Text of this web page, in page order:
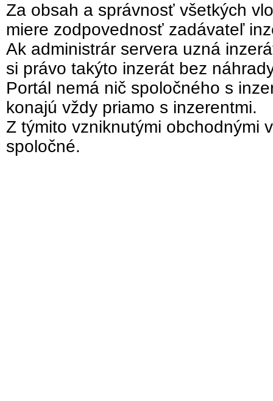
Za obsah a správnosť všetkých
miere zodpovednosť zadávateľ
Ak administrár servera uzná
si právo takýto inzerát bez
Portál nemá nič spoločného s
konajú vždy priamo s inzerentmi.
Z týmito vzniknutými obchodnými
spoločné.